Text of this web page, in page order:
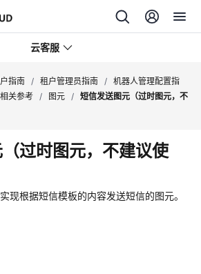
云客服
指南 / 租户管理员指南 / 机器人管理配置指
相关参考 / 图元 / 短信发送图元（过时图元，不
过时图元，不建议使
现根据短信模板的内容发送短信的图元。